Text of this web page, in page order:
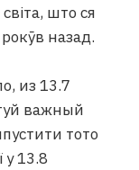
што ся
назад.
из 13.7
важный
тото
у 13.8